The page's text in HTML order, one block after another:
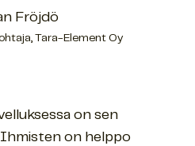
Fröjdö
Tara-Element Oy
on sen
Ihmisten on helppo